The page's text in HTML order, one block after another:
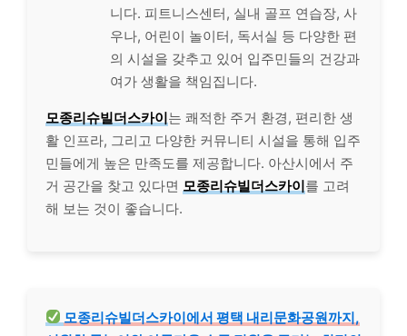
니다. 피트니스센터, 실내 골프 연습장, 사
우나, 어린이 놀이터, 독서실 등 다양한 편
의 시설을 갖추고 있어 입주민들의 건강과
여가 생활을 책임집니다.
모종리슈빌더스카이는 쾌적한 주거 환경, 편리한 생
활 인프라, 그리고 다양한 커뮤니티 시설을 통해 입주
민들에게 높은 만족도를 제공합니다. 아산시에서 주
거 공간을 찾고 있다면 모종리슈빌더스카이를 고려
해 보는 것이 좋습니다.
모종리슈빌더스카이에서 평택 내리문화공원까지,